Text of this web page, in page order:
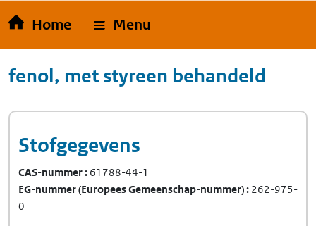
Home Menu
fenol, met styreen behandeld
Stofgegevens
CAS-nummer 61788-44-1
EG-nummer(Europees Gemeenschap-nummer) 262-975-
0